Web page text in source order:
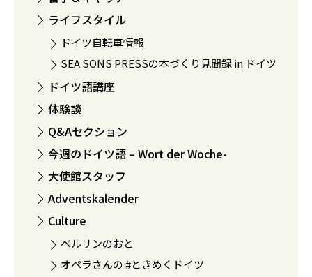
ライフスタイル
ドイツ自転車情報
SEA SONS PRESSの本づくり見聞録 in ドイツ
ドイツ語講座
体験談
Q&Aセクション
今週のドイツ語 – Wort der Woche-
大使館スタッフ
Adventskalender
Culture
ベルリンのおと
オペラさんの #ときめくドイツ